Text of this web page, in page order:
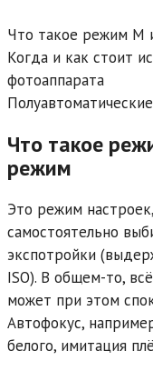
Что такое режим М
Когда и как стоит
фотоаппарата
Что такое
режим
Это режим
самостоятельно
экспотройки
ISO). В общем-то,
может при этом
Автофокус,
белого, имитация